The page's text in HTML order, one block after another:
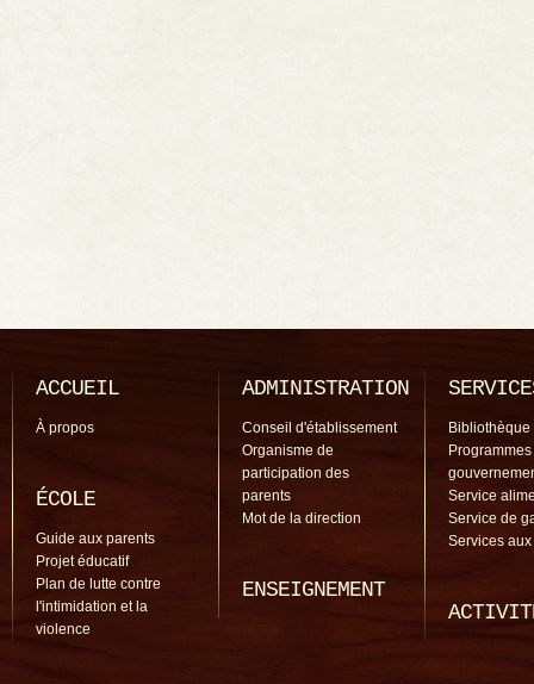
ACCUEIL
À propos
ÉCOLE
Guide aux parents
Projet éducatif
Plan de lutte contre
l'intimidation et la
violence
ADMINISTRATION
Conseil d'établissement
Organisme de
participation des
parents
Mot de la direction
ENSEIGNEMENT
Bibliothèque
Programmes
Service
Service de
Services